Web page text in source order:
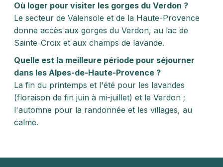
Où loger pour visiter les gorges du Verdon ?
Le secteur de Valensole et de la Haute-Provence
donne accès aux gorges du Verdon, au lac de
Sainte-Croix et aux champs de lavande.
Quelle est la meilleure période pour séjourner
dans les Alpes-de-Haute-Provence ?
La fin du printemps et l'été pour les lavandes
(floraison de fin juin à mi-juillet) et le Verdon ;
l'automne pour la randonnée et les villages, au
calme.